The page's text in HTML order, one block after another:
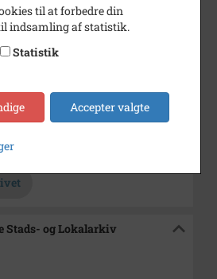
Ukendt
Kirke Stillinge Sogn (1000-
2050)
Stads- og Lokalarkiv
til at forbedre din
indsamling af statistik.
Statistik
Accepter valgte